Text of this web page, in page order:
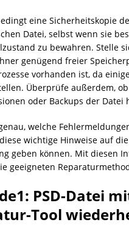
eine Sicherheitskopie
Datei, selbst wenn sie
zu bewahren. Stelle
genügend freier
vorhanden ist, da
Überprüfe außerdem,
oder Backups der Datei
welche
wichtige Hinweise auf
geben können. Mit diesen
geeigneten
PSD-Datei
Tool